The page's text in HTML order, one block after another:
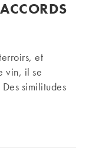
et
vin, il se
similitudes
avec le café ?